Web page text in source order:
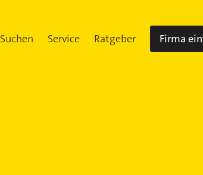
Suchen Service Ratgeber Firma